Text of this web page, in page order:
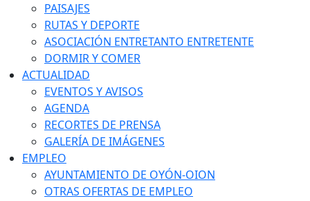
PAISAJES
RUTAS Y DEPORTE
ASOCIACIÓN ENTRETANTO ENTRETENTE
DORMIR Y COMER
ACTUALIDAD
EVENTOS Y AVISOS
AGENDA
RECORTES DE PRENSA
GALERÍA DE IMÁGENES
EMPLEO
AYUNTAMIENTO DE OYÓN-OION
OTRAS OFERTAS DE EMPLEO